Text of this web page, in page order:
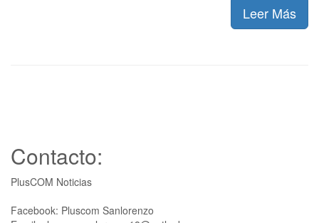
Leer Más
Contacto:
PlusCOM Noticias
Facebook: Pluscom Sanlorenzo